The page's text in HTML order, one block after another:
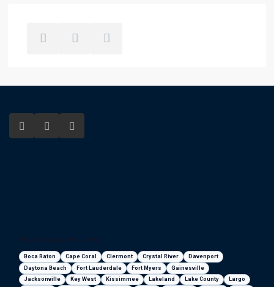
Boca Raton Cape Coral Clermont Crystal River
Davenport
Daytona Beach
Fort Lauderdale Fort Myers
Gainesville
Jacksonville
Key West Kissimmee Lakeland Lake County Largo